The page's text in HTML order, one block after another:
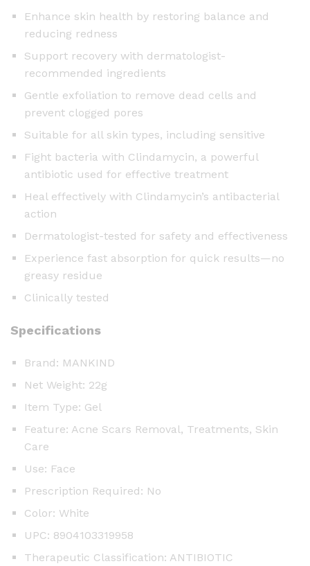
-
2
a
t
t
Enhance skin health by restoring balance and
reducing redness
Support recovery with dermatologist-
recommended ingredients
Gentle exfoliation to remove dead cells and
prevent clogged pores
Suitable for all skin types, including sensitive
Fight bacteria with Clindamycin, a powerful
antibiotic used for effective treatment
Heal effectively with Clindamycin’s antibacterial
action
Dermatologist-tested for safety and effectiveness
Experience fast absorption for quick results—no
greasy residue
Clinically tested
Specifications
Brand: MANKIND
Net Weight: 22g
Item Type: Gel
Feature: Acne Scars Removal, Treatments, Skin
Care
Use: Face
Prescription Required: No
Color: White
UPC: 8904103319958
Therapeutic Classification: ANTIBIOTIC